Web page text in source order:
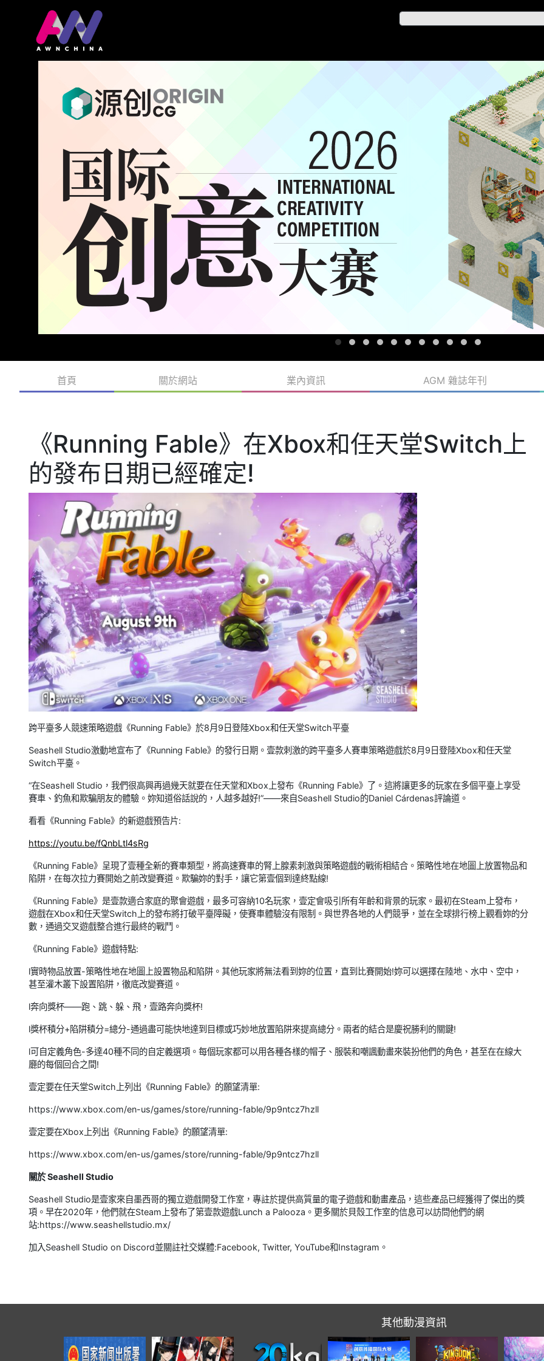
首頁 關於網站 業內資訊 AGM 雜誌年刊
《Running Fable》在Xbox和任天堂Switch上
的發布日期已經確定!
跨平臺多人競速策略遊戲《Running Fable》於8月9日登陸Xbox和任天堂Switch平臺
Seashell Studio激動地宣布了《Running Fable》的發行日期。壹款刺激的跨平臺多人賽車策略遊戲於8月9日登陸Xbox和任天堂
Switch平臺。
“在Seashell Studio，我們很高興再過幾天就要在任天堂和Xbox上發布《Running Fable》了。這將讓更多的玩家在多個平臺上享受
賽車、釣魚和欺騙朋友的體驗。妳知道俗話說的，人越多越好!”——來自Seashell Studio的Daniel Cárdenas評論道。
看看《Running Fable》的新遊戲預告片:
https://youtu.be/fQnbLtl4sRg
《Running Fable》呈現了壹種全新的賽車類型，將高速賽車的腎上腺素刺激與策略遊戲的戰術相結合。策略性地在地圖上放置物品和
陷阱，在每次拉力賽開始之前改變賽道。欺騙妳的對手，讓它第壹個到達終點線!
《Running Fable》是壹款適合家庭的聚會遊戲，最多可容納10名玩家，壹定會吸引所有年齡和背景的玩家。最初在Steam上發布，
遊戲在Xbox和任天堂Switch上的發布將打破平臺障礙，使賽車體驗沒有限制。與世界各地的人們競爭，並在全球排行榜上觀看妳的分
數，通過交叉遊戲整合進行最終的戰鬥。
《Running Fable》遊戲特點:
l實時物品放置-策略性地在地圖上設置物品和陷阱。其他玩家將無法看到妳的位置，直到比賽開始!妳可以選擇在陸地、水中、空中，
甚至灌木叢下設置陷阱，徹底改變賽道。
l奔向獎杯——跑、跳、躲、飛，壹路奔向獎杯!
l獎杯積分+陷阱積分=總分-通過盡可能快地達到目標或巧妙地放置陷阱來提高總分。兩者的結合是慶祝勝利的關鍵!
l可自定義角色-多達40種不同的自定義選項。每個玩家都可以用各種各樣的帽子、服裝和嘲諷動畫來裝扮他們的角色，甚至在在線大
廳的每個回合之間!
壹定要在任天堂Switch上列出《Running Fable》的願望清單:
https://www.xbox.com/en-us/games/store/running-fable/9p9ntcz7hzll
壹定要在Xbox上列出《Running Fable》的願望清單:
https://www.xbox.com/en-us/games/store/running-fable/9p9ntcz7hzll
關於 Seashell Studio
Seashell Studio是壹家來自墨西哥的獨立遊戲開發工作室，專註於提供高質量的電子遊戲和動畫產品，這些產品已經獲得了傑出的獎
項。早在2020年，他們就在Steam上發布了第壹款遊戲Lunch a Palooza。更多關於貝殼工作室的信息可以訪問他們的網
站:https://www.seashellstudio.mx/
加入Seashell Studio on Discord並關註社交媒體:Facebook, Twitter, YouTube和Instagram。
其他動漫資訊